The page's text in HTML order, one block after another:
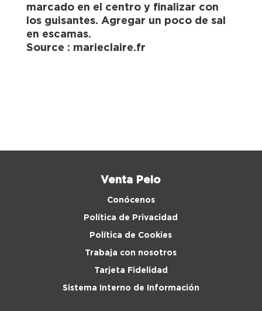
marcado en el centro y finalizar con
los guisantes. Agregar un poco de sal
en escamas.
Source : marieclaire.fr
Venta Peio
Conócenos
Política de Privacidad
Política de Cookies
Trabaja con nosotros
Tarjeta Fidelidad
Sistema Interno de Información